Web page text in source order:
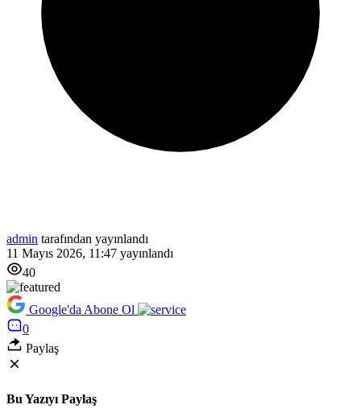
admin tarafından yayınlandı
11 Mayıs 2026, 11:47 yayınlandı
40
Google'da Abone Ol
0
Paylaş
Bu Yazıyı Paylaş